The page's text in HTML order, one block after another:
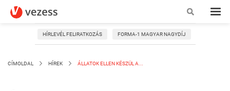
HÍRLEVÉL FELIRATKOZÁS FORMA-1 MAGYAR NAGYDÍJ
CÍMOLDAL HÍREK ÁLLATOK ELLEN KÉSZÜL A...